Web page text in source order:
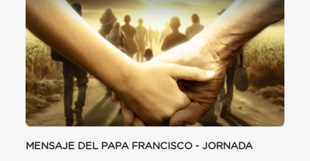
MENSAJE DEL PAPA FRANCISCO - JORNADA